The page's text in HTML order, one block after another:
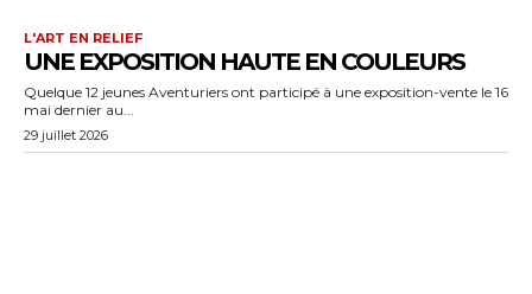
L'ART EN RELIEF
UNE EXPOSITION HAUTE EN COULEURS
Quelque 12 jeunes Aventuriers ont participé à une exposition-vente le 16
mai dernier au...
29 juillet 2026